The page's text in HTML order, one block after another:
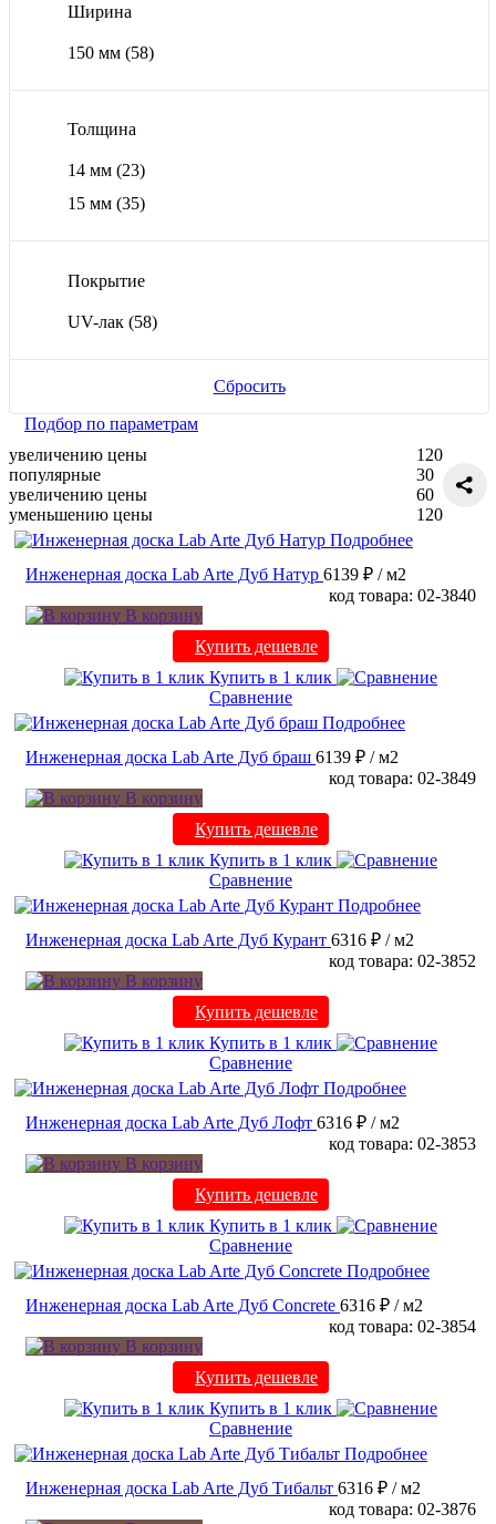
Ширина
150 мм (58)
Толщина
14 мм (23)
15 мм (35)
Покрытие
UV-лак (58)
Сбросить
Подбор по параметрам
увеличению цены
популярные
увеличению цены
уменьшению цены
120
30
60
120
Подробнее
Инженерная доска Lab Arte Дуб Натур 6139 ₽ / м2
код товара: 02-3840
В корзину
Купить дешевле
Купить в 1 клик
Сравнение
Подробнее
Инженерная доска Lab Arte Дуб браш 6139 ₽ / м2
код товара: 02-3849
В корзину
Купить дешевле
Купить в 1 клик
Сравнение
Подробнее
Инженерная доска Lab Arte Дуб Курант 6316 ₽ / м2
код товара: 02-3852
В корзину
Купить дешевле
Купить в 1 клик
Сравнение
Подробнее
Инженерная доска Lab Arte Дуб Лофт 6316 ₽ / м2
код товара: 02-3853
В корзину
Купить дешевле
Купить в 1 клик
Сравнение
Подробнее
Инженерная доска Lab Arte Дуб Concrete 6316 ₽ / м2
код товара: 02-3854
В корзину
Купить дешевле
Купить в 1 клик
Сравнение
Подробнее
Инженерная доска Lab Arte Дуб Тибальт 6316 ₽ / м2
код товара: 02-3876